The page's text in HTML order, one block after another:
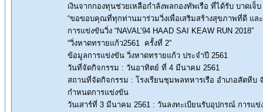
เงินจากกองทุนช่วยเหลือกําลังพลกองทัพเรือ ที่ได้รับ บาด
“ขอขอบคุณที่ทุกท่านมาร่วมวิ่งเพื่อเสริมสร้างสุขภาพที่ดี แล
การแข่งขันวิ่ง “NAVAL’94 HAAD SAI KEAW RUN 2018”
“วิ่งหาดทรายแก้ว2561 ครั้งที่ 2”
ข้อมูลการแข่งขัน วิ่งหาดทรายแก้ว ประจำปี 2561
วันที่จัดกิจกรรม : วันอาทิตย์ ที่ 4 มีนาคม 2561
สถานที่จัดกิจกรรม : โรงเรียนชุมพลทหารเรือ อำเภอสัตหีบ
กำหนดการแข่งขัน
วันเสาร์ที่ 3 มีนาคม 2561 : วันลงทะเบียนรับอุปกรณ์ การแข่